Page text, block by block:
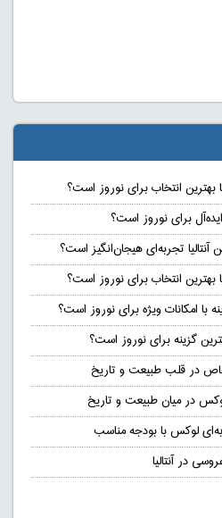
بهترین انتخاب برای نوروز است؟
ایده‌آل برای نوروز است؟
آنتالیا تجربه‌ای هیجان‌انگیز است؟
بهترین انتخاب برای نوروز است؟
با امکانات ویژه برای نوروز است؟
گزینه برای نوروز است؟
در قلب طبیعت و تاریخ
در میان طبیعت و تاریخ
لوکس با بودجه مناسب
در آنتالیا